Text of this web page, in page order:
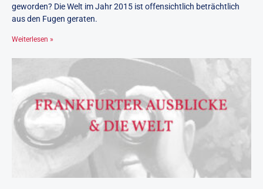
geworden? Die Welt im Jahr 2015 ist offensichtlich beträchtlich
aus den Fugen geraten.
Weiterlesen »